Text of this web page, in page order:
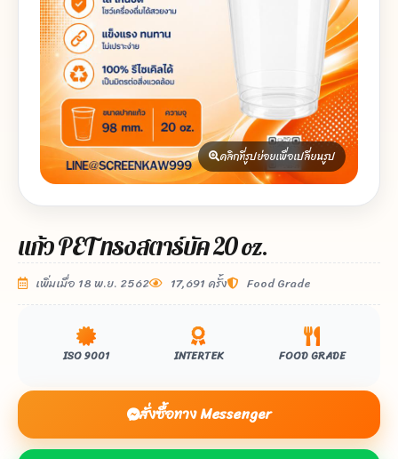
คลิกที่รูปย่อยเพื่อเปลี่ยนรูป
แก้ว PET ทรงสตาร์บัค 20 oz.
เพิ่มเมื่อ 18 พ.ย. 2562 17,691 ครั้ง Food Grade
ISO 9001 INTERTEK FOOD GRADE
สั่งซื้อทาง Messenger